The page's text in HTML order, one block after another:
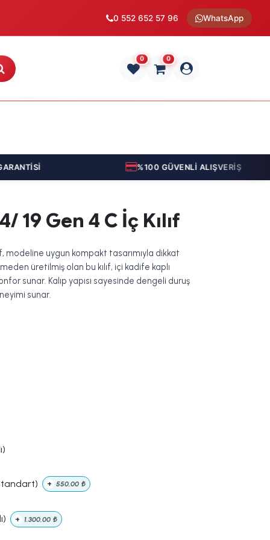
0 552 652 57 96 WhatsApp
0 0
%100 GÜVENLİ ALIŞVERİŞ
19 Gen 4 C İç Kılıf
modeline uygun kompakt tasarımıyla dikkat
üretilmiş olan bu kılıf, içi kadife kaplı
sunar. Kalıp yapısı sayesinde dengeli duruş
sunar.
+ 550,00 ₺
+ 1.300,00 ₺